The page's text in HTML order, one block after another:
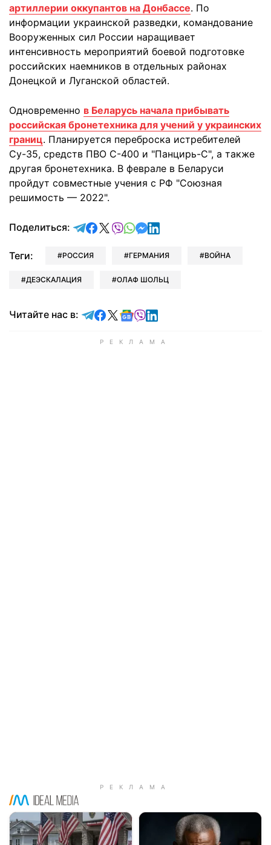
артиллерии оккупантов на Донбассе. По
информации украинской разведки, командование
Вооруженных сил России наращивает
интенсивность мероприятий боевой подготовке
российских наемников в отдельных районах
Донецкой и Луганской областей.
Одновременно в Беларусь начала прибывать
российская бронетехника для учений у украинских
границ. Планируется переброска истребителей
Су-35, средств ПВО С-400 и "Панцирь-С", а также
другая бронетехника. В феврале в Беларуси
пройдут совместные учения с РФ "Союзная
решимость — 2022".
Поделиться: отправить в Telegram
поделиться в Facebook
поделиться в X
отправить в Viber
отправить в Whatsapp
отправить в Messenger
отправить в LinkedIn
Теги: РОССИЯ ГЕРМАНИЯ ВОЙНА
ДЕЭСКАЛАЦИЯ ОЛАФ ШОЛЬЦ
Читайте нас в: Читайте в Telegram
Читайте в Facebook
Читайте в X
Читайте в Google news
Читайте в Viber
Читайте в LinkedIn